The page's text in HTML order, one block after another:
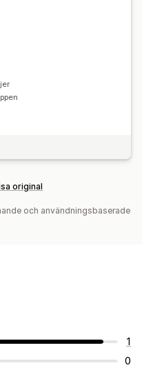
original
och användningsbaserade
1
0